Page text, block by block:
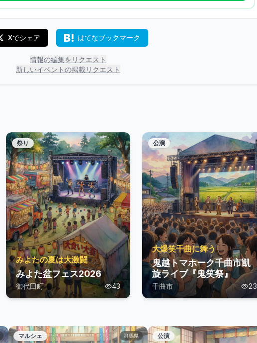
Xでシェア はてなブックマーク
情報の編集をリクエスト
新しいイベントの掲載リクエスト
祭り
みよたの夏は大激闘
みよた盆フェス2026
御代田町 43
公演
大爆笑千曲に舞う
鬼越トマホーク千曲市凱
旋ライブ『鬼笑祭』
千曲市 23
マルシェ 群馬県 公演